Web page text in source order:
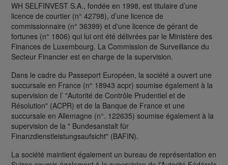
WH SELFINVEST S.A., fondée en 1998, est titulaire d’une
licence de courtier (n° 42798), d’une licence de
commissionnaire (n° 36399) et d'une licence de gérant de
fortunes (n° 1806) qui lui ont été délivrées par le Ministère des
Finances de Luxembourg. La Commission de Surveillance du
Secteur Financier est en charge de la supervision.
Dans le cadre du Passeport Européen, la société a ouvert une
succursale en France (n° 18943 acpr) soumise également à la
supervision de l’ "Autorité de Contrôle Prudentiel et de
Résolution" (ACPR) et de la Banque de France et une
succursale en Allemagne (n°. 122635) soumise également à la
supervision de la " Bundesanstalt für
Finanzdienstleistungsaufsicht" (BAFIN).
La société maintient également un bureau de représentation en